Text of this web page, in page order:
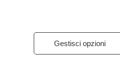
Gestisci opzioni
di lavorare?